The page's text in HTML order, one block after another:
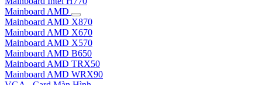
Mainboard AMD
Mainboard AMD X870
Mainboard AMD X670
Mainboard AMD X570
Mainboard AMD B650
Mainboard AMD TRX50
Mainboard AMD WRX90